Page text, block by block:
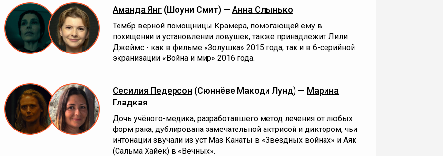
Аманда Янг (Шоуни Смит) — Анна Слынько
Тембр верной помощницы Крамера, помогающей ему в
похищении и установлении ловушек, также принадлежит Лили
Джеймс - как в фильме «Золушка» 2015 года, так и в 6-серийной
экранизации «Война и мир» 2016 года.
Сесилия Педерсон (Сюннёве Макоди Лунд) — Марина
Гладкая
Дочь учёного-медика, разработавшего метод лечения от любых
форм рака, дублирована замечательной актрисой и диктором, чьи
интонации звучали из уст Маз Канаты в «Звёздных войнах» и Аяк
(Сальма Хайек) в «Вечных».